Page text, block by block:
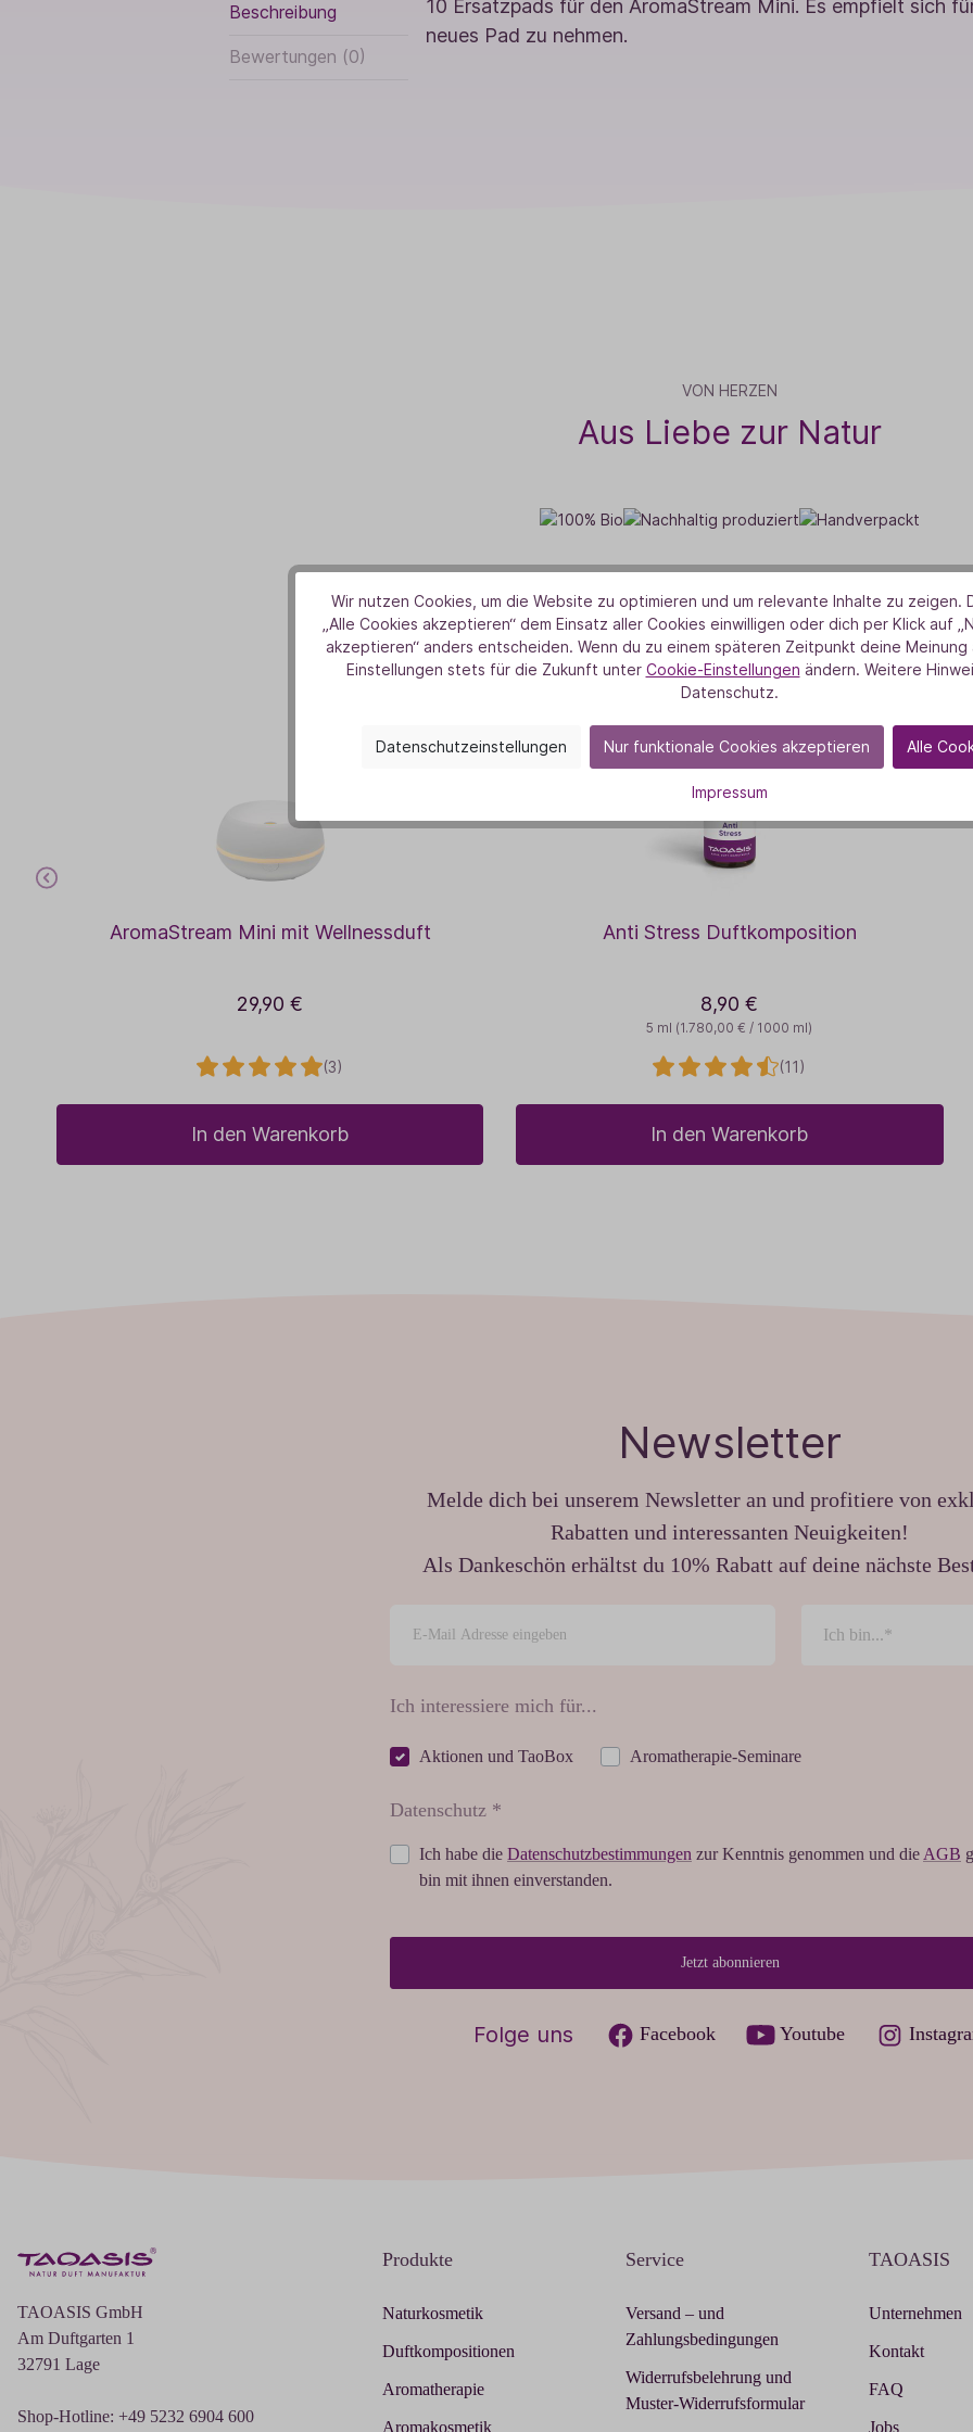
Beschreibung
Bewertungen (0)
10 Ersatzpads für den AromaStream Mini. Es empfielt sich
neues Pad zu nehmen.
VON HERZEN
Aus Liebe zur Natur
UNSERE DUFT-HIGHLIGHTS
Das könnte dich auch
AromaStream Mini mit Wellnessduft
29,90 €
(3)
In den Warenkorb
Anti Stress Duftkomposition
5 ml (1.780,00 € / 1000 ml)
8,90 €
(11)
In den Warenkorb
Newsletter
Melde dich bei unserem Newsletter an und profitiere von
Rabatten und interessanten Neuigkeiten!
Als Dankeschön erhältst du 10% Rabatt auf deine nächste
Ich interessiere mich für...
Aktionen und TaoBox Aromatherapie-Seminare
Datenschutz *
Ich habe die Datenschutzbestimmungen zur Kenntnis genommen und die AGB
bin mit ihnen einverstanden.
Jetzt abonnieren
Folge uns Facebook Youtube
TAOASIS GmbH
Am Duftgarten 1
32791 Lage
Shop-Hotline: +49 5232 6904 600
Produkte
Naturkosmetik
Duftkompositionen
Aromatherapie
Aromakosmetik
Service
Versand – und
Zahlungsbedingungen
Widerrufsbelehrung und
Muster-Widerrufsformular
TAOASIS
Unternehmen
Kontakt
FAQ
Jobs
Wir nutzen Cookies, um die Website zu optimieren und um relevante Inhalte zu zeigen.
„Alle Cookies akzeptieren“ dem Einsatz aller Cookies einwilligen oder dich per Klick auf
akzeptieren“ anders entscheiden. Wenn du zu einem späteren Zeitpunkt deine
Einstellungen stets für die Zukunft unter Cookie-Einstellungen ändern. Weitere
Datenschutz.
Datenschutzeinstellungen Nur funktionale Cookies akzeptieren Alle
Impressum